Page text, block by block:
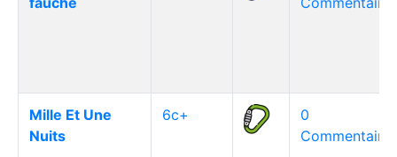
Mille Et Une
Nuits
6c+
0